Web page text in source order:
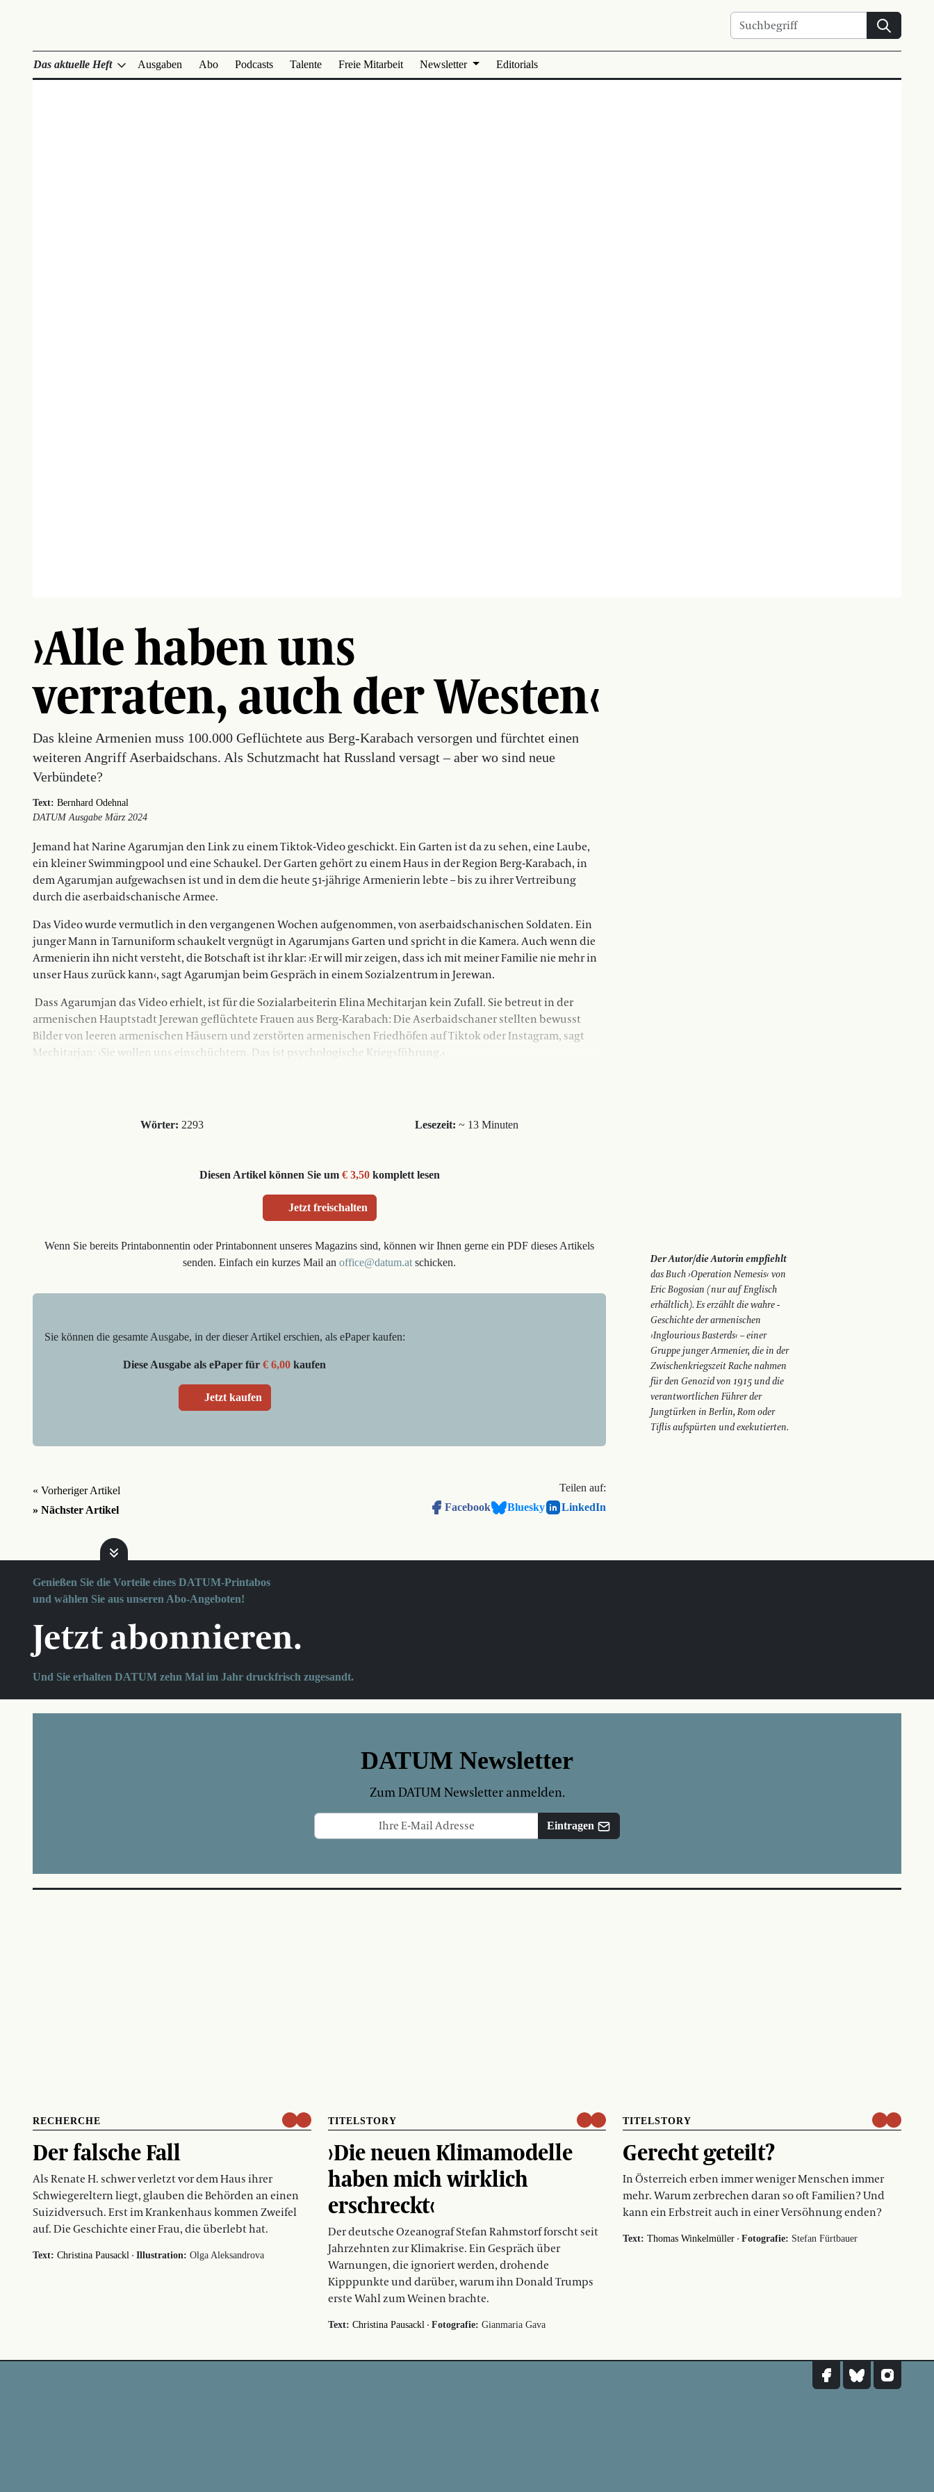
Suchen
Das aktuelle Heft Ausgaben Abo Podcasts Talente Freie Mitarbeit Newsletter Editorials
›Alle haben uns
verraten, auch der Westen‹
Das kleine Armenien muss 100.000 Geflüchtete aus Berg-Karabach versorgen und fürchtet einen
weiteren Angriff Aserbaidschans. Als Schutzmacht hat Russland versagt – aber wo sind neue
Verbündete?
Text: Bernhard Odehnal
DATUM Ausgabe März 2024
Jemand hat Narine Agarumjan den Link zu einem Tiktok-Video geschickt. Ein Garten ist da zu sehen, eine Laube,
ein kleiner Swimmingpool und eine Schaukel. Der Garten gehört zu einem Haus in der Region Berg-Karabach, in
dem Agarumjan aufgewachsen ist und in dem die heute 51-jährige Armenierin lebte – bis zu ihrer Vertreibung
durch die aserbaidschanische Armee.
Das Video wurde vermutlich in den vergangenen Wochen aufgenommen, von aserbaidschanischen Soldaten. Ein
junger Mann in Tarnuniform schaukelt vergnügt in Agarumjans Garten und spricht in die Kamera. Auch wenn die
Armenierin ihn nicht versteht, die Botschaft ist ihr klar: ›Er will mir zeigen, dass ich mit meiner Familie nie mehr in
unser Haus zurück kann‹, sagt Agarumjan beim Gespräch in einem Sozialzentrum in Jerewan.
Dass Agarumjan das Video erhielt, ist für die Sozialarbeiterin Elina Mechitarjan kein Zufall. Sie betreut in der
armenischen Hauptstadt Jerewan geflüchtete Frauen aus Berg-Karabach: Die Aserbaidschaner stellten bewusst
Bilder von leeren armenischen Häusern und zerstörten armenischen Friedhöfen auf Tiktok oder Instagram, sagt
Mechitarjan: ›Sie wollen uns einschüchtern. Das ist psychologische Kriegsführung.‹
Wörter: 2293 Lesezeit: ~ 13 Minuten
Diesen Artikel können Sie um € 3,50komplett lesen
Jetzt freischalten
Wenn Sie bereits Printabonnentin oder Printabonnent unseres Magazins sind, können wir Ihnen gerne ein PDF dieses Artikels
senden. Einfach ein kurzes Mail anoffice@datum.at schicken.
Sie können die gesamte Ausgabe, in der dieser Artikel erschien, als ePaper kaufen:
Diese Ausgabe als ePaper für€ 6,00 kaufen
Jetzt kaufen
Der Autor/die Autorin empfiehlt
das Buch ›Operation Nemesis‹ ­von
Eric Bogosian (nur auf Englisch
erhältlich). Es erzählt die wahre­ ­
Geschichte der armenischen
›Inglourious Basterds‹ – einer
Gruppe junger Armenier, die in der
Zwischenkriegszeit Rache nahmen
für den Genozid von 1915 und die
verantwortlichen Führer der
Jungtürken in Berlin, Rom oder
Tiflis aufspürten und exekutierten.
« Vorheriger Artikel
» Nächster Artikel
Teilen auf:
Facebook
Bluesky LinkedIn
Genießen Sie die Vorteile eines DATUM-Printabos
und wählen Sie aus unseren Abo-Angeboten!
Jetzt abonnieren.
Und Sie erhalten DATUM zehn Mal im Jahr druckfrisch zugesandt.
DATUM Newsletter
Zum DATUM Newsletter anmelden.
Eintragen
RECHERCHE
Der falsche Fall
Als Renate H. schwer verletzt vor dem Haus ihrer
Schwiegereltern liegt, glauben die Behörden an einen
Suizidversuch. Erst im Krankenhaus kommen Zweifel
auf. Die Geschichte einer Frau, die überlebt hat.
Text: Christina Pausackl · Illustration: Olga Aleksandrova
TITELSTORY
›Die neuen Klimamodelle
haben mich wirklich
erschreckt‹
Der deutsche Ozeanograf Stefan Rahmstorf forscht seit
Jahrzehnten zur Klimakrise. Ein Gespräch über
Warnungen, die ignoriert werden, drohende
Kipppunkte und darüber, warum ihn Donald Trumps
erste Wahl zum Weinen brachte.
Text: Christina Pausackl· Fotografie: Gianmaria Gava
TITELSTORY
Gerecht geteilt?
In Österreich erben immer weniger Menschen immer
mehr. Warum zerbrechen daran so oft Familien? Und
kann ein Erbstreit auch in einer Versöhnung enden?
Text: Thomas Winkelmüller ·Fotografie: Stefan Fürtbauer